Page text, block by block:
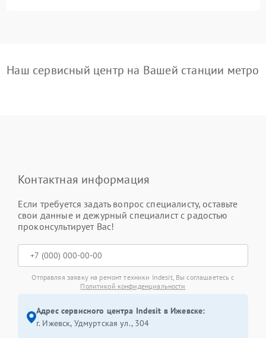
Наш сервисный центр на Вашей станции метро
Контактная информация
Если требуется задать вопрос специалисту, оставьте
свои данные и дежурный специалист с радостью
проконсультирует Вас!
Отправляя заявку на ремонт техники Indesit, Вы соглашаетесь с
Политикой конфиденциальности
Адрес сервисного центра Indesit в Ижевске:
г. Ижевск, Удмуртская ул., 304